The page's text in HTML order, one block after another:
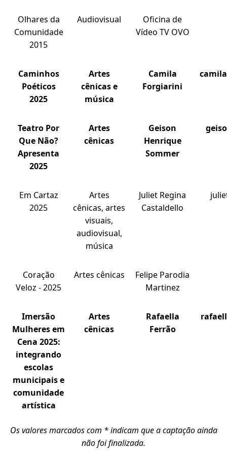
Olhares da
Comunidade
2015
Audiovisual
Oficina de
Vídeo TV OVO
Caminhos
Poéticos
2025
Artes
cênicas e
música
Camila
Forgiarini
Teatro Por
Que Não?
Apresenta
2025
Artes
cênicas
Geison
Henrique
Sommer
Em Cartaz
2025
Artes
cênicas, artes
visuais,
audiovisual,
música
Juliet Regina
Castaldello
Coração
Veloz - 2025
Artes cênicas
Felipe Parodia
Martinez
Imersão
Mulheres em
Cena 2025:
integrando
escolas
municipais e
comunidade
artística
Artes
cênicas
Rafaella
Ferrão
Os valores marcados com * indicam que a captação ainda
não foi finalizada.